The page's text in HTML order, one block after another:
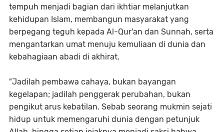
tempuh menjadi bagian dari ikhtiar melanjutkan
kehidupan Islam, membangun masyarakat yang
berpegang teguh kepada Al-Qur'an dan Sunnah, serta
mengantarkan umat menuju kemuliaan di dunia dan
kebahagiaan abadi di akhirat.
"Jadilah pembawa cahaya, bukan bayangan
kegelapan; jadilah penggerak perubahan, bukan
pengikut arus kebatilan. Sebab seorang mukmin sejati
hidup untuk memengaruhi dunia dengan petunjuk